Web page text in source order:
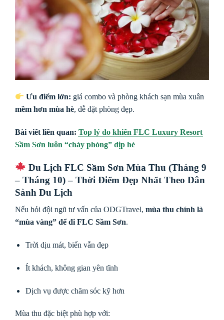
Ưu điểm lớn: giá combo và phòng khách sạn mùa xuân
mềm hơn mùa hè, dễ đặt phòng đẹp.
Bài viết liên quan: Top lý do khiến FLC Luxury Resort
Sầm Sơn luôn “cháy phòng” dịp hè
Du Lịch FLC Sầm Sơn Mùa Thu (Tháng 9
– Tháng 10) – Thời Điểm Đẹp Nhất Theo Dân
Sành Du Lịch
Nếu hỏi đội ngũ tư vấn của ODGTravel, mùa thu chính là
“mùa vàng” để đi FLC Sầm Sơn.
Trời dịu mát, biển vẫn đẹp
Ít khách, không gian yên tĩnh
Dịch vụ được chăm sóc kỹ hơn
Mùa thu đặc biệt phù hợp với: